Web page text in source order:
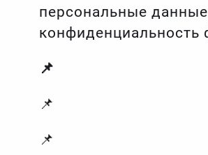
персональные
конфиденциальность
📌
📌
📌